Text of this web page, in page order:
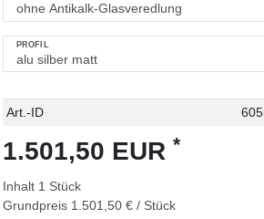
PROFIL
Technisches
Wert
Art.-ID
1.501,50 EUR *
Inhalt 1 Stück
Grundpreis 1.501,50 € / Stück